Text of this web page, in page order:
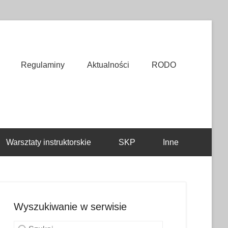
Regulaminy Aktualności RODO
Warsztaty instruktorskie SKP Inne
Wyszukiwanie w serwisie